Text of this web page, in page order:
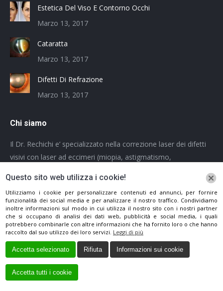
Estetica Del Viso E Contorno Occhi
Marzo 13, 2017
Cataratta
Marzo 13, 2017
Difetti Di Refrazione
Marzo 13, 2017
Chi siamo
Il Dr. Rechichi e’ specializzato nella correzione laser dei difetti
visivi con laser ad eccimeri (miopia, astigmatismo,
Crosslinking).
Informativa sul trattamento dei dati personali
Ci puoi trovare su:
Facebook
page
opens
in
new
Questo sito web utilizza i cookie!
Utilizziamo i cookie per personalizzare contenuti ed annunci, per fornire
funzionalità dei social media e per analizzare il nostro traffico. Condividiamo
inoltre informazioni sul modo in cui utilizza il nostro sito con i nostri partner
che si occupano di analisi dei dati web, pubblicità e social media, i quali
potrebbero combinarle con altre informazioni che ha fornito loro o che hanno
raccolto dal suo utilizzo dei loro servizi. Leggi di più
Accetta selezionato Rifiuta Informazioni sui cookie
Accetta tutti i cookie